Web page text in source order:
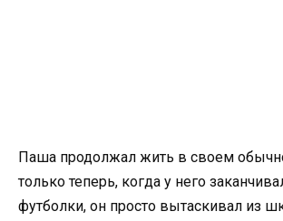
Паша продолжал жить в своем
только теперь, когда у него
футболки, он просто вытаскивал из